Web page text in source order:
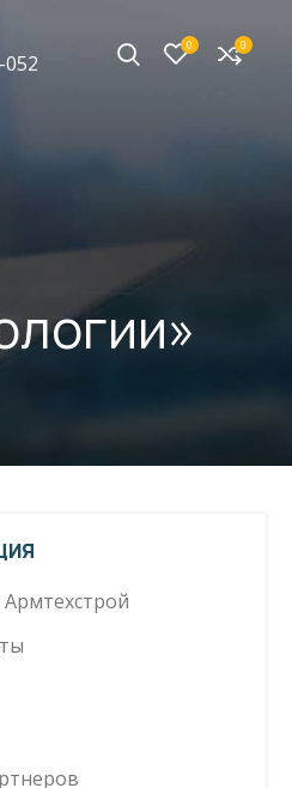
052
0 0